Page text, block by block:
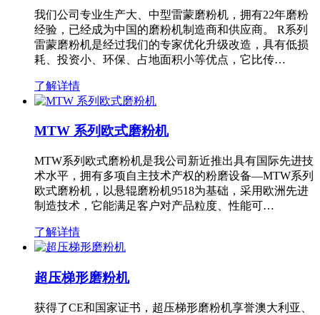
我们公司专业生产大、中型雷蒙磨粉机，拥有22年磨粉
经验，已经成为中国的磨粉机制造商和供应商。 R系列
雷蒙磨粉机是经过我们的专家优化升级改造，具有低损
耗、投资小、环保、占地面积小等优点，它比传…
了解详情
MTW 系列欧式磨粉机
MTW系列欧式磨粉机是我公司新近推出具有国际先进技
术水平，拥有多项自主技术产权的粉磨设备—MTW系列
欧式磨粉机，以悬辊磨粉机9518为基础，采用欧洲先进
制造技术，它能满足客户对产品粒度、性能可…
了解详情
超压梯形磨粉机
获得了CE和国家证书，超压梯形磨粉机享誉澳大利亚、